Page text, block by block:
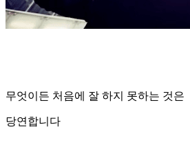
무엇이든 처음에 잘 하지 못하는 것은
당연합니다